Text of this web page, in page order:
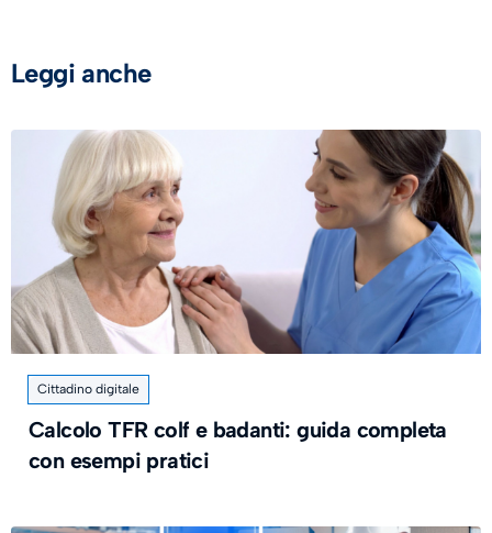
Leggi anche
Cittadino digitale
Calcolo TFR colf e badanti: guida completa
con esempi pratici